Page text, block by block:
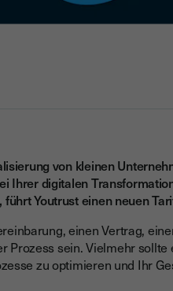
von kleinen
Ihrer digitalen
Youtrust einen neuen
einen Vertrag,
sein. Vielmehr
zu optimieren und Ihr